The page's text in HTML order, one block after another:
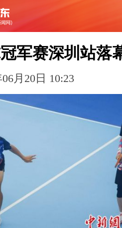
军赛深圳站落
月20日 10:23